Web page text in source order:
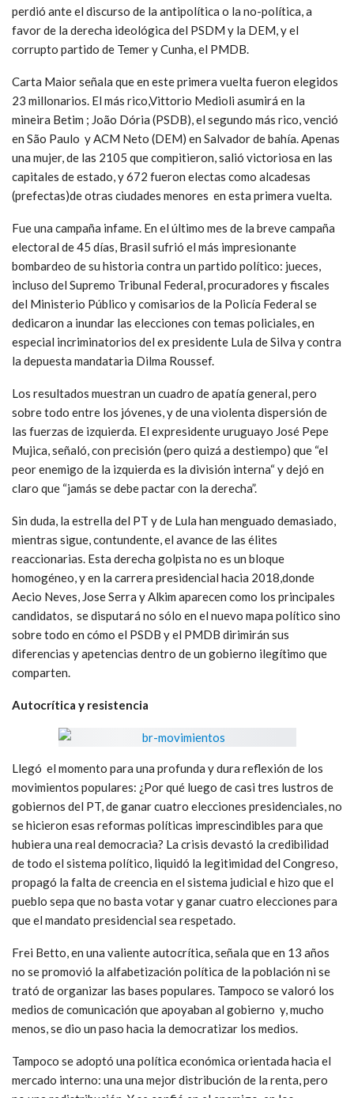
perdió ante el discurso de la antipolítica o la no-política, a
favor de la derecha ideológica del PSDM y la DEM, y el
corrupto partido de Temer y Cunha, el PMDB.
Carta Maior señala que en este primera vuelta fueron elegidos
23 millonarios. El más rico,Vittorio Medioli asumirá en la
mineira Betim ; João Dória (PSDB), el segundo más rico, venció
en São Paulo y ACM Neto (DEM) en Salvador de bahía. Apenas
una mujer, de las 2105 que compitieron, salió victoriosa en las
capitales de estado, y 672 fueron electas como alcadesas
(prefectas)de otras ciudades menores en esta primera vuelta.
Fue una campaña infame. En el último mes de la breve campaña
electoral de 45 días, Brasil sufrió el más impresionante
bombardeo de su historia contra un partido político: jueces,
incluso del Supremo Tribunal Federal, procuradores y fiscales
del Ministerio Público y comisarios de la Policía Federal se
dedicaron a inundar las elecciones con temas policiales, en
especial incriminatorios del ex presidente Lula de Silva y contra
la depuesta mandataria Dilma Roussef.
Los resultados muestran un cuadro de apatía general, pero
sobre todo entre los jóvenes, y de una violenta dispersión de
las fuerzas de izquierda. El expresidente uruguayo José Pepe
Mujica, señaló, con precisión (pero quizá a destiempo) que “el
peor enemigo de la izquierda es la división interna“ y dejó en
claro que “jamás se debe pactar con la derecha”.
Sin duda, la estrella del PT y de Lula han menguado demasiado,
mientras sigue, contundente, el avance de las élites
reaccionarias. Esta derecha golpista no es un bloque
homogéneo, y en la carrera presidencial hacia 2018,donde
Aecio Neves, Jose Serra y Alkim aparecen como los principales
candidatos, se disputará no sólo en el nuevo mapa político sino
sobre todo en cómo el PSDB y el PMDB dirimirán sus
diferencias y apetencias dentro de un gobierno ilegítimo que
comparten.
Autocrítica y resistencia
Llegó el momento para una profunda y dura reflexión de los
movimientos populares: ¿Por qué luego de casi tres lustros de
gobiernos del PT, de ganar cuatro elecciones presidenciales, no
se hicieron esas reformas políticas imprescindibles para que
hubiera una real democracia? La crisis devastó la credibilidad
de todo el sistema político, liquidó la legitimidad del Congreso,
propagó la falta de creencia en el sistema judicial e hizo que el
pueblo sepa que no basta votar y ganar cuatro elecciones para
que el mandato presidencial sea respetado.
Frei Betto, en una valiente autocrítica, señala que en 13 años
no se promovió la alfabetización política de la población ni se
trató de organizar las bases populares. Tampoco se valoró los
medios de comunicación que apoyaban al gobierno y, mucho
menos, se dio un paso hacia la democratizar los medios.
Tampoco se adoptó una política económica orientada hacia el
mercado interno: una una mejor distribución de la renta, pero